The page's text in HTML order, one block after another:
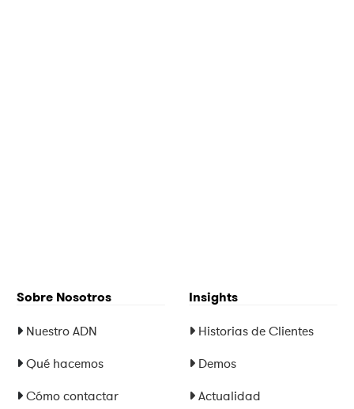
Sobre Nosotros
Nuestro ADN
Qué hacemos
Cómo contactar
Insights
Historias de Clientes
Demos
Actualidad